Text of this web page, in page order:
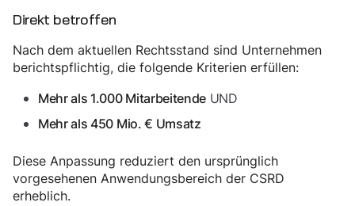
Direkt betroffen
Nach dem aktuellen Rechtsstand sind Unternehmen
berichtspflichtig, die folgende Kriterien erfüllen:
Mehr als 1.000 Mitarbeitende UND
Mehr als 450 Mio. € Umsatz
Diese Anpassung reduziert den ursprünglich
vorgesehenen Anwendungsbereich der CSRD
erheblich.